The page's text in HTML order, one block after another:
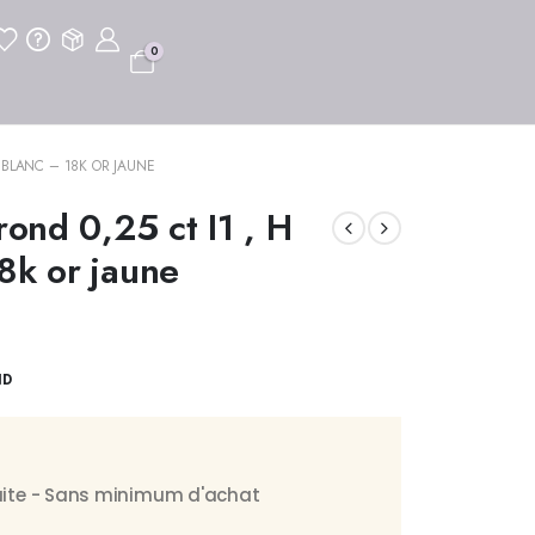
0
– 18K OR JAUNE
0,25 ct I1 , H
or jaune
- Sans minimum d'achat